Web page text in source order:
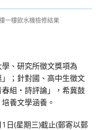
一樓飲水機檢修結果
、研究所徵文獎項為
」；針對國、高中生徵文
組‧詩評論」，希冀鼓
養文學涵養。
日(星期三)截止(郵寄以郵